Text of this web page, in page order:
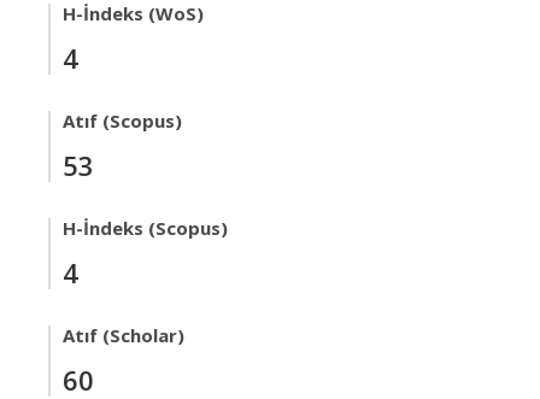
H-İndeks (WoS)
4
Atıf (Scopus)
53
H-İndeks (Scopus)
4
Atıf (Scholar)
60